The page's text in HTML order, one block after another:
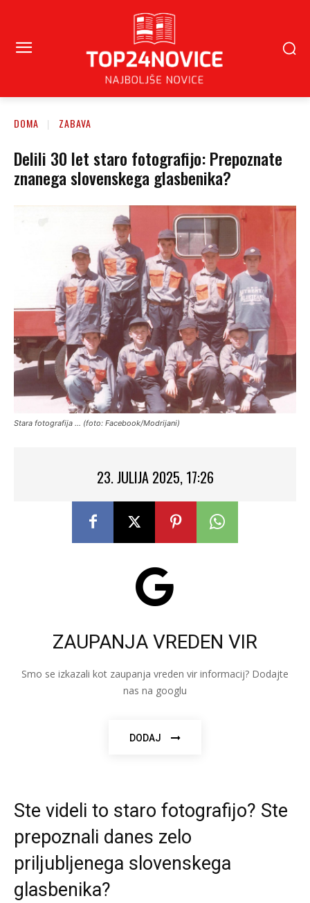
DOMA ZABAVA
Delili 30 let staro fotografijo: Prepoznate
znanega slovenskega glasbenika?
Stara fotografija ... (foto: Facebook/Modrijani)
23. JULIJA 2025, 17:26
ZAUPANJA VREDEN VIR
Smo se izkazali kot zaupanja vreden vir informacij? Dodajte
nas na googlu
DODAJ
Ste videli to staro fotografijo? Ste
prepoznali danes zelo
priljubljenega slovenskega
glasbenika?